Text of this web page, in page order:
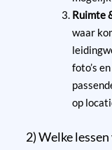
Ruimte
waar
foto’s
op
2) Welke